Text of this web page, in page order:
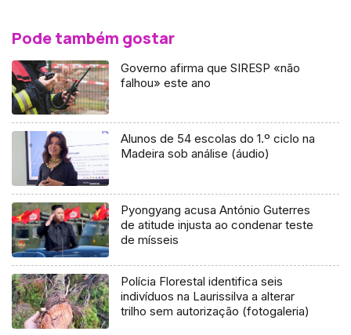
Pode também gostar
Governo afirma que SIRESP «não
falhou» este ano
Alunos de 54 escolas do 1.º ciclo na
Madeira sob análise (áudio)
Pyongyang acusa António Guterres
de atitude injusta ao condenar teste
de mísseis
Polícia Florestal identifica seis
indivíduos na Laurissilva a alterar
trilho sem autorização (fotogaleria)